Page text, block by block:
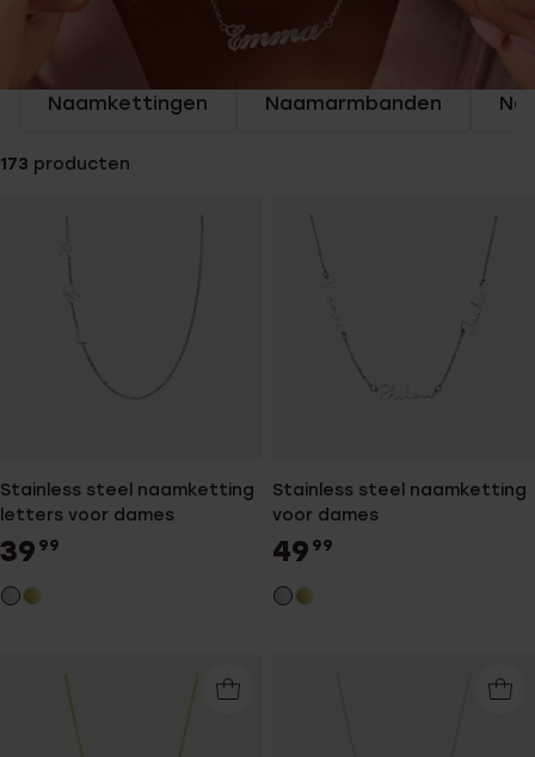
Naamkettingen Naamarmbanden
173 producten
Stainless steel naamketting
letters voor dames
39 99
Stainless steel naamketting
voor dames
49 99